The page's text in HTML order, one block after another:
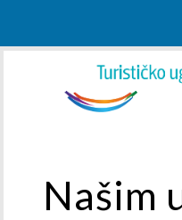
Našim